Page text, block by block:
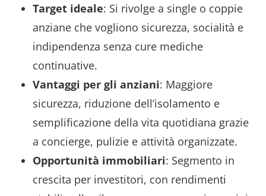
Target ideale: Si rivolge a single o coppie
anziane che vogliono sicurezza, socialità e
indipendenza senza cure mediche
continuative.
Vantaggi per gli anziani: Maggiore
sicurezza, riduzione dell’isolamento e
semplificazione della vita quotidiana grazie
a concierge, pulizie e attività organizzate.
Opportunità immobiliari: Segmento in
crescita per investitori, con rendimenti